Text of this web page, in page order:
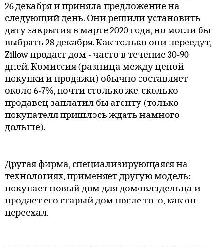
26 декабря и приняла предложение на
следующий день. Они решили установить
дату закрытия в марте 2020 года, но могли бы
выбрать 28 декабря. Как только они переедут,
Zillow продаст дом - часто в течение 30-90
дней. Комиссия (разница между ценой
покупки и продажи) обычно составляет
около 6-7%, почти столько же, сколько
продавец заплатил бы агенту (только
покупателя пришлось ждать намного
дольше).
Другая фирма, специализирующаяся на
технологиях, применяет другую модель:
покупает новый дом для домовладельца и
продает его старый дом после того, как он
переехал.